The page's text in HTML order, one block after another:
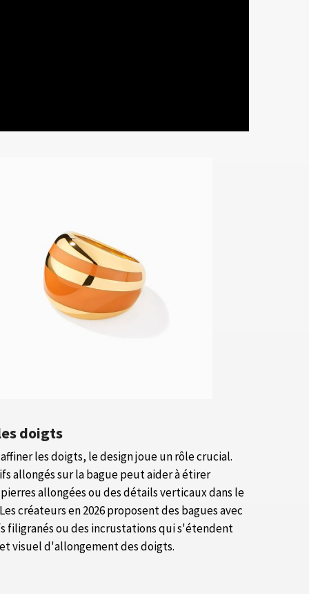
doigts
les doigts, le design joue un rôle crucial.
allongés sur la bague peut aider à étirer
allongées ou des détails verticaux dans le
créateurs en 2026 proposent des bagues avec
filigranés ou des incrustations qui s'étendent
visuel d'allongement des doigts.